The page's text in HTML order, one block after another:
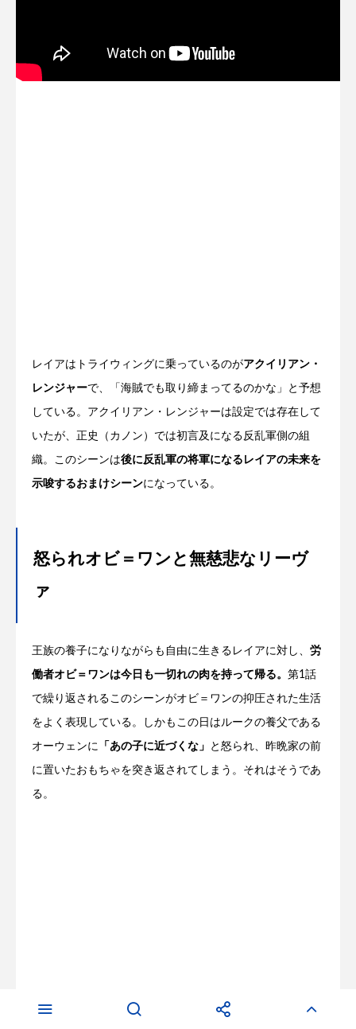
レイアはトライウィングに乗っているのがアクイリアン・
レンジャーで、「海賊でも取り締まってるのかな」と予想
している。アクイリアン・レンジャーは設定では存在して
いたが、正史（カノン）では初言及になる反乱軍側の組
織。このシーンは後に反乱軍の将軍になるレイアの未来を
示唆するおまけシーンになっている。
怒られオビ＝ワンと無慈悲なリーヴ
ァ
王族の養子になりながらも自由に生きるレイアに対し、 労
働者オビ＝ワンは今日も一切れの肉を持って帰る。 第1話
で繰り返されるこのシーンがオビ＝ワンの抑圧された生活
をよく表現している。しかもこの日はルークの養父である
オーウェンに 「あの子に近づくな」 と怒られ、昨晩家の前
に置いたおもちゃを突き返されてしまう。それはそうであ
る。